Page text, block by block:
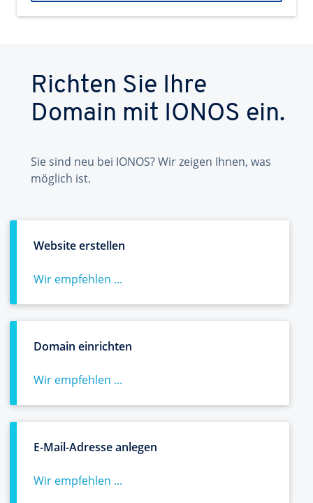
Richten Sie Ihre
Domain mit IONOS ein.
Sie sind neu bei IONOS? Wir zeigen Ihnen, was
möglich ist.
Website erstellen
Wir empfehlen ...
Domain einrichten
Wir empfehlen ...
E-Mail-Adresse anlegen
Wir empfehlen ...